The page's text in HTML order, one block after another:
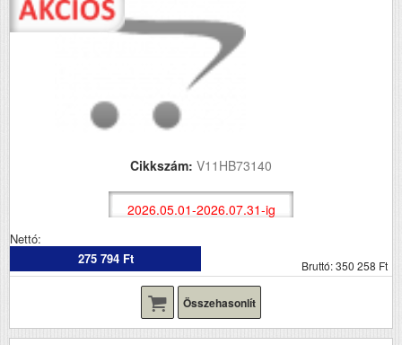
Cikkszám: V11HB73140
2026.05.01-2026.07.31-ig
Nettó:
275 794 Ft
Bruttó: 350 258 Ft
Összehasonlít